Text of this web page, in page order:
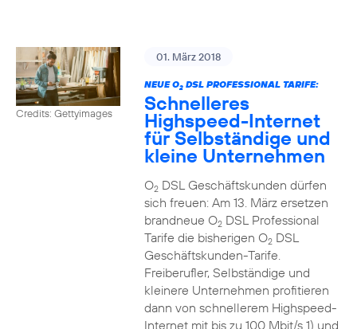
Credits: Gettyimages
01. März 2018
NEUE O2DSL PROFESSIONAL TARIFE:
Schnelleres
Highspeed-Internet
für Selbständige und
kleine Unternehmen
O2DSL Geschäftskunden dürfen
sich freuen: Am 13. März ersetzen
brandneue O2DSL Professional
Tarife die bisherigen O2DSL
Geschäftskunden-Tarife.
Freiberufler, Selbständige und
kleinere Unternehmen profitieren
dann von schnellerem Highspeed-
Internet mit bis zu 100 Mbit/s 1) und